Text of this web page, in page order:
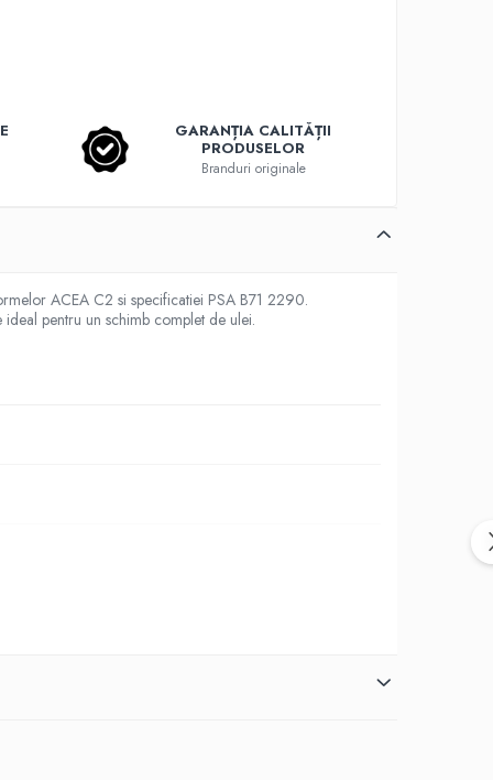
GARANȚIA CALITĂȚII
PRODUSELOR
Branduri originale
ACEA C2 si specificatiei PSA B71 2290.
pentru un schimb complet de ulei.